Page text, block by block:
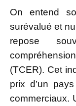
On entend
surévalué et
repose
(TCER). Cet
prix d’un
commerciaux.